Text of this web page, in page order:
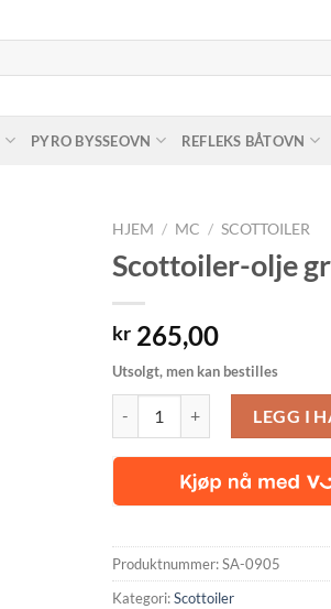
PYRO BYSSEOVN REFLEKS BÅTOVN
HJEM / MC / SCOTTOILER
Scottoiler-olje
kr 265,00
Utsolgt, men kan bestilles
LEGG I
Produktnummer:SA-0905
Kategori:Scottoiler